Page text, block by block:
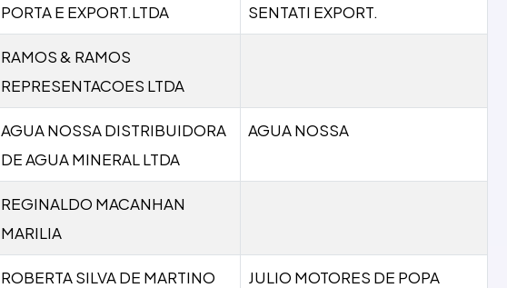
PORTA E EXPORT.LTDA
SENTATI EXPORT.
RAMOS & RAMOS
REPRESENTACOES LTDA
AGUA NOSSA DISTRIBUIDORA
DE AGUA MINERAL LTDA
AGUA NOSSA
REGINALDO MACANHAN
MARILIA
ROBERTA SILVA DE MARTINO JULIO MOTORES DE POPA